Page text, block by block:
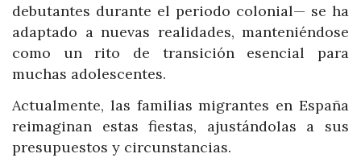
debutantes durante el periodo colonial— se ha
adaptado a nuevas realidades, manteniéndose
como un rito de transición esencial para
muchas adolescentes.
Actualmente, las familias migrantes en España
reimaginan estas fiestas, ajustándolas a sus
presupuestos y circunstancias.